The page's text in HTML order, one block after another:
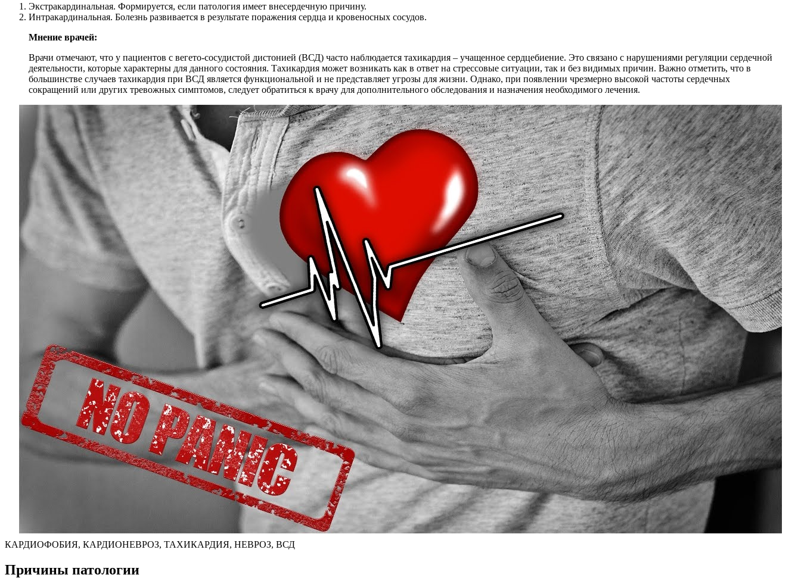
Экстракардинальная. Формируется, если патология имеет внесердечную причину.
Интракардинальная. Болезнь развивается в результате поражения сердца и кровеносных сосудов.
Мнение врачей:
Врачи отмечают, что у пациентов с вегето-сосудистой дистонией (ВСД) часто наблюдается тахикардия – учащенное сердцебиение. Это связано с нарушениями регуляции сердечной
деятельности, которые характерны для данного состояния. Тахикардия может возникать как в ответ на стрессовые ситуации, так и без видимых причин. Важно отметить, что в
большинстве случаев тахикардия при ВСД является функциональной и не представляет угрозы для жизни. Однако, при появлении чрезмерно высокой частоты сердечных
сокращений или других тревожных симптомов, следует обратиться к врачу для дополнительного обследования и назначения необходимого лечения.
КАРДИОФОБИЯ, КАРДИОНЕВРОЗ, ТАХИКАРДИЯ, НЕВРОЗ, ВСД
Причины патологии